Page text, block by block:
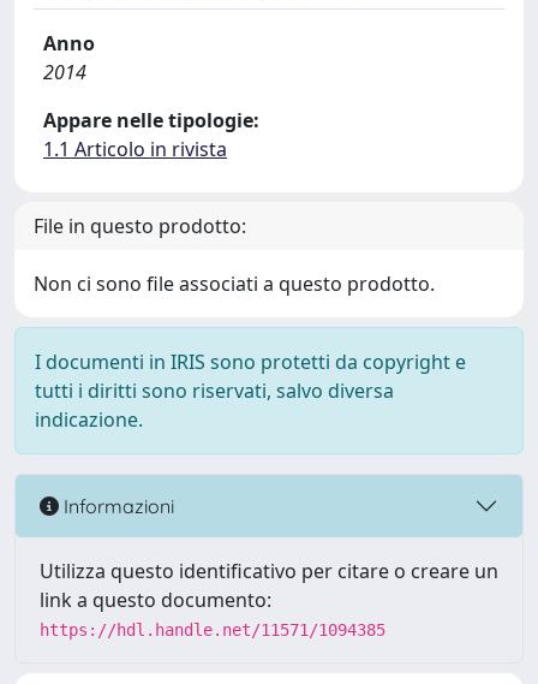
Anno
2014
Appare nelle tipologie:
1.1 Articolo in rivista
File in questo prodotto:
Non ci sono file associati a questo prodotto.
I documenti in IRIS sono protetti da copyright e
tutti i diritti sono riservati, salvo diversa
indicazione.
Informazioni
Utilizza questo identificativo per citare o creare un
link a questo documento:
https://hdl.handle.net/11571/1094385